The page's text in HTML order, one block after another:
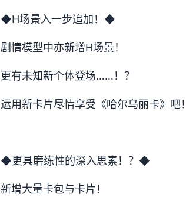
◆H场景入一步追加！◆
剧情模型中亦新增H场景！
更有未知新个体登场……！？
运用新卡片尽情享受《哈尔乌丽卡》吧！
◆更具磨练性的深入思素！？◆
新增大量卡包与卡片！